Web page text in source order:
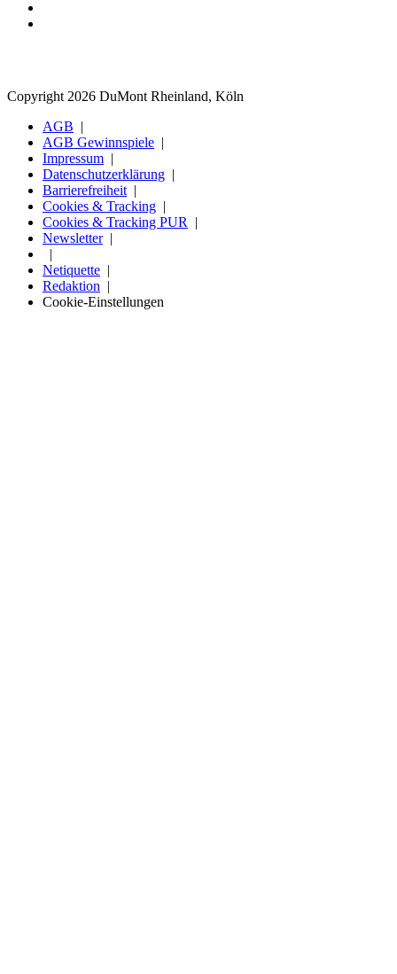
Copyright 2026 DuMont Rheinland, Köln
AGB
AGB Gewinnspiele
Impressum
Datenschutzerklärung
Barrierefreiheit
Cookies & Tracking
Cookies & Tracking PUR
Newsletter
Netiquette
Redaktion
Cookie-Einstellungen